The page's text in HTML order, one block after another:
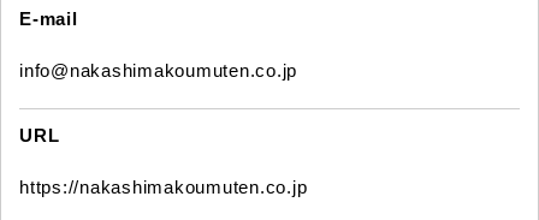
E-mail
info@nakashimakoumuten.co.jp
URL
https://nakashimakoumuten.co.jp